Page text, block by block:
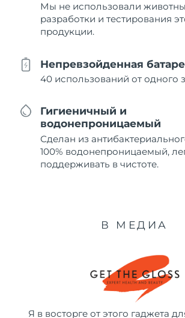
Мы не использовали
разработки и тестирования
продукции.
Непревзойденная
40 использований от одного
Гигиеничный и
водонепроницаемый
Сделан из
100% водонепроницаемый,
поддерживать в чистоте.
В МЕДИА
Я в восторге от этого гаджета